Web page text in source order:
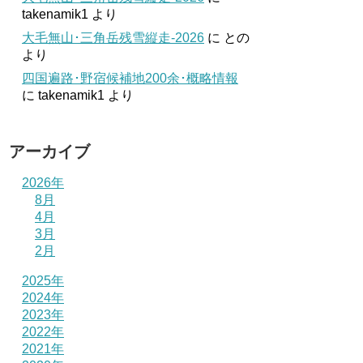
takenamik1 より
大毛無山･三角岳残雪縦走-2026 に との
より
四国遍路･野宿候補地200余･概略情報
に takenamik1 より
アーカイブ
2026年
8月
4月
3月
2月
2025年
2024年
2023年
2022年
2021年